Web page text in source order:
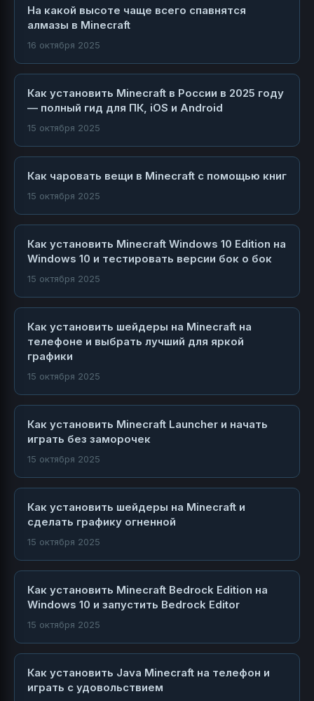
На какой высоте чаще всего спавнятся
алмазы в Minecraft
16 октября 2025
Как установить Minecraft в России в 2025 году
— полный гид для ПК, iOS и Android
15 октября 2025
Как чаровать вещи в Minecraft с помощью книг
15 октября 2025
Как установить Minecraft Windows 10 Edition на
Windows 10 и тестировать версии бок о бок
15 октября 2025
Как установить шейдеры на Minecraft на
телефоне и выбрать лучший для яркой
графики
15 октября 2025
Как установить Minecraft Launcher и начать
играть без заморочек
15 октября 2025
Как установить шейдеры на Minecraft и
сделать графику огненной
15 октября 2025
Как установить Minecraft Bedrock Edition на
Windows 10 и запустить Bedrock Editor
15 октября 2025
Как установить Java Minecraft на телефон и
играть с удовольствием